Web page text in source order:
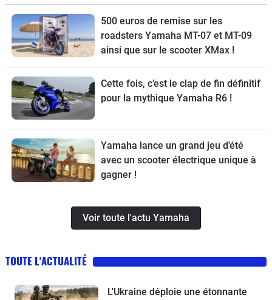
500 euros de remise sur les
roadsters Yamaha MT-07 et MT-09
ainsi que sur le scooter XMax !
Cette fois, c’est le clap de fin définitif
pour la mythique Yamaha R6 !
Yamaha lance un grand jeu d’été
avec un scooter électrique unique à
gagner !
Voir toute l'actu Yamaha
TOUTE L'ACTUALITÉ
L'Ukraine déploie une étonnante